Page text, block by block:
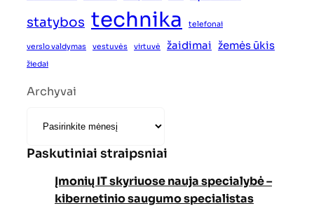
statybos technika telefonai
verslo valdymas vestuvės virtuvė žaidimai žemės ūkis
žiedai
Archyvai
Paskutiniai straipsniai
Įmonių IT skyriuose nauja specialybė –
kibernetinio saugumo specialistas